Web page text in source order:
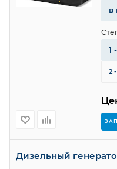
в
1
2
Дизельный